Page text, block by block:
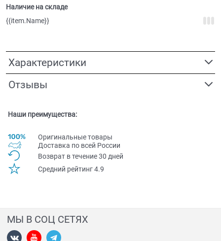
Наличие на складе
{{item.Name}}
Характеристики
Отзывы
Наши преимущества:
Оригинальные товары
Доставка по всей Pоссии
Возврат в течение 30 дней
Средний рейтинг 4.9
МЫ В СОЦ СЕТЯХ